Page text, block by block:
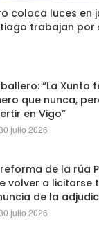
coloca luces en
trabajan por
“La Xunta
que nunca,
en Vigo”
julio 2026
reforma de la rúa
volver a licitarse
de la
julio 2026